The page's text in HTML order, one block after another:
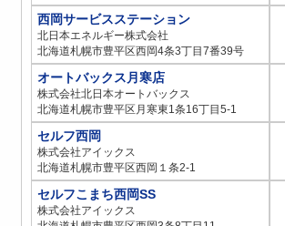
西岡サービスステーション
北日本エネルギー株式会社
北海道札幌市豊平区西岡4条3丁目7番39号
オートバックス月寒店
株式会社北日本オートバックス
北海道札幌市豊平区月寒東1条16丁目5-1
セルフ西岡
株式会社アイックス
北海道札幌市豊平区西岡１条2-1
セルフこまち西岡SS
株式会社アイックス